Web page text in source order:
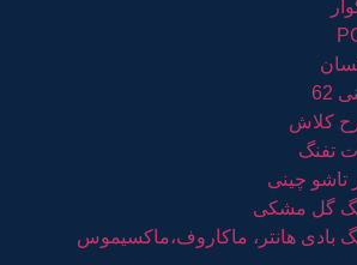
کلاش
تفنگ
تاشو چینی
گل مشکی
بادی هانتر، ماکاروف،ماکسیموس